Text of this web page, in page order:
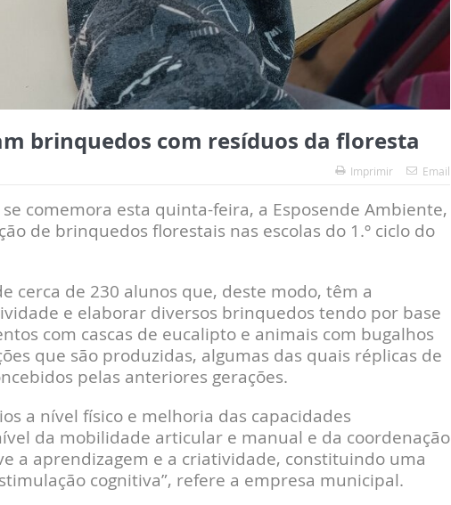
brinquedos com resíduos da floresta
Imprimir Email
comemora esta quinta-feira, a Esposende Ambiente,
de brinquedos florestais nas escolas do 1.º ciclo do
cerca de 230 alunos que, deste modo, têm a
e elaborar diversos brinquedos tendo por base
com cascas de eucalipto e animais com bugalhos
que são produzidas, algumas das quais réplicas de
pelas anteriores gerações.
a nível físico e melhoria das capacidades
da mobilidade articular e manual e da coordenação
a aprendizagem e a criatividade, constituindo uma
cognitiva”, refere a empresa municipal.